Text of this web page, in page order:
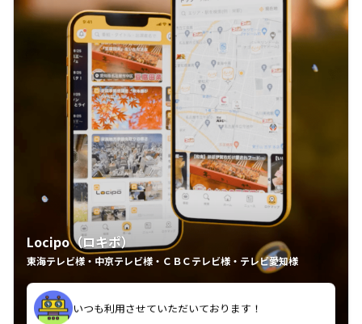
Locipo（ロキポ）
東海テレビ様・中京テレビ様・ＣＢＣテレビ様・テレビ愛知様
中京テレビのおもしろ番組が視聴可能地域外からも見
れるの嬉しいポイント
いつも利用させていただいております！